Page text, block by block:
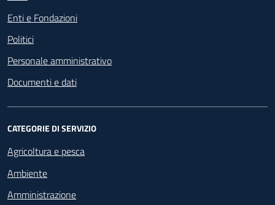
Enti e Fondazioni
Politici
Personale amministrativo
Documenti e dati
CATEGORIE DI SERVIZIO
Agricoltura e pesca
Ambiente
Amministrazione